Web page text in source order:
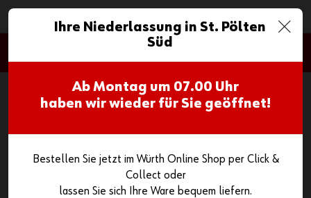
Wenn Sie eingebettete Karten auf www.wuerth.at anzeigen,
ist es möglich, dass der Anbieter (Google Maps) Ihre
Sie die Inhalte aktivieren, also dem Anzeigen zustimmen, wird
dass Sie in Ihrem Browser zugestimmt haben. Dieses Cookie
speichert keine personenbezogenen Daten.
Ihre Niederlassung in St. Pölten
Süd
Ab Montag um 07.00 Uhr
haben wir wieder für Sie geöffnet!
Bestellen Sie jetzt im Würth Online Shop per Click &
Collect oder
lassen Sie sich Ihre Ware bequem liefern.